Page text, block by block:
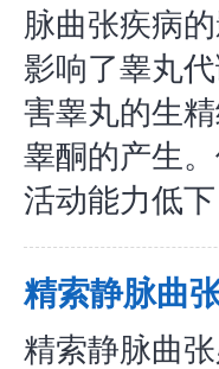
脉曲张疾病
影响了睾丸
害睾丸的生
睾酮的产生
活动能力低
精索静脉曲
精索静脉曲